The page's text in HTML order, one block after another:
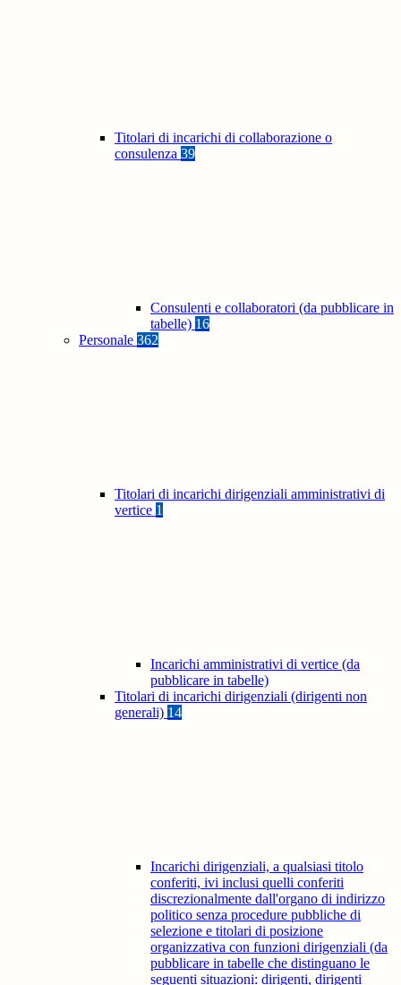
Titolari di incarichi di collaborazione o
consulenza 39
Consulenti e collaboratori (da pubblicare in
tabelle) 16
Personale 362
Titolari di incarichi dirigenziali amministrativi di
vertice 1
Incarichi amministrativi di vertice (da
pubblicare in tabelle)
Titolari di incarichi dirigenziali (dirigenti non
generali) 14
Incarichi dirigenziali, a qualsiasi titolo
conferiti, ivi inclusi quelli conferiti
discrezionalmente dall'organo di indirizzo
politico senza procedure pubbliche di
selezione e titolari di posizione
organizzativa con funzioni dirigenziali (da
pubblicare in tabelle che distinguano le
seguenti situazioni: dirigenti, dirigenti